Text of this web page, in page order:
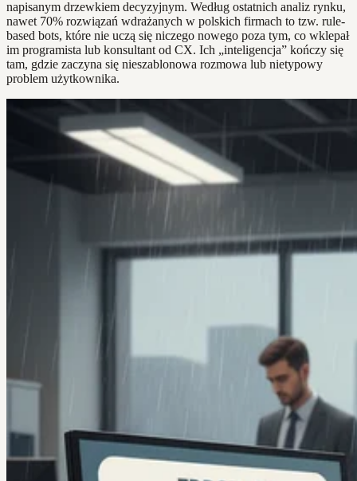
napisanym drzewkiem decyzyjnym. Według ostatnich analiz rynku,
nawet 70% rozwiązań wdrażanych w polskich firmach to tzw. rule-
based bots, które nie uczą się niczego nowego poza tym, co wklepał
im programista lub konsultant od CX. Ich „inteligencja” kończy się
tam, gdzie zaczyna się nieszablonowa rozmowa lub nietypowy
problem użytkownika.